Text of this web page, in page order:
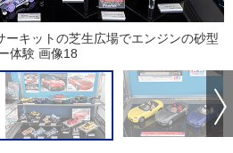
ーキットの芝生広場でエンジンの砂型
体験 画像18